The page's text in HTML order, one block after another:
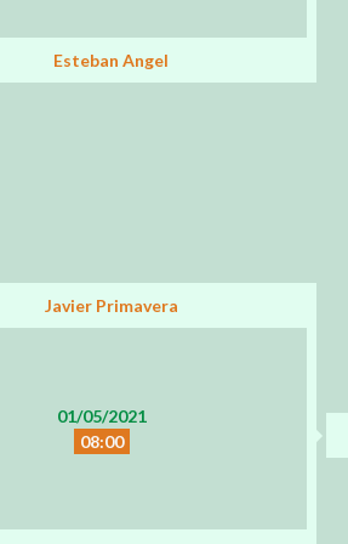
Esteban Angel
Javier Primavera
01/05/2021
08:00